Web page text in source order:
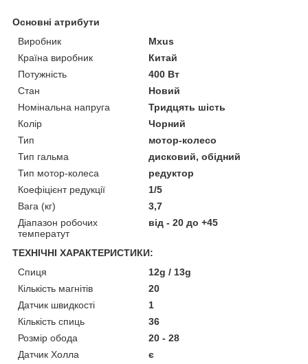
Основні атрибути
Виробник
Mxus
Країна виробник
Китай
Потужність
400 Вт
Стан
Новий
Номінальна напруга
Тридцять шість
Колір
Чорний
Тип
мотор-колесо
Тип гальма
дисковий, обідний
Тип мотор-колеса
редуктор
Коефіцієнт редукції
1/5
Вага (кг)
3,7
Діапазон робочих
температут
від - 20 до +45
ТЕХНІЧНІ ХАРАКТЕРИСТИКИ:
Спиця
12g / 13g
Кількість магнітів
20
Датчик швидкості
1
Кількість спиць
36
Розмір обода
20 - 28
Датчик Холла
є